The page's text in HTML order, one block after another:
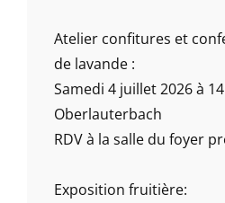
Atelier confitures et
de lavande :
Samedi 4 juillet 2026 à
Oberlauterbach
RDV à la salle du foyer
Exposition fruitière: